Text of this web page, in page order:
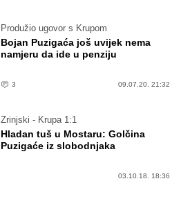
Produžio ugovor s Krupom
Bojan Puzigaća još uvijek nema
namjeru da ide u penziju
3 09.07.20. 21:32
Zrinjski - Krupa 1:1
Hladan tuš u Mostaru: Golčina
Puzigaće iz slobodnjaka
03.10.18. 18:36